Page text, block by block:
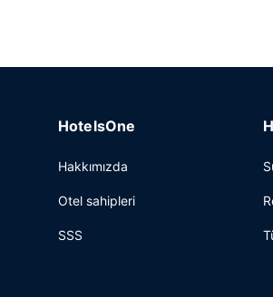
HotelsOne
Hakkımızda
Otel sahipleri
SSS